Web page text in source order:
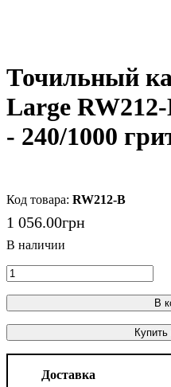
Точильный
Large RW212-
- 240/1000
RW212-B
1 056.00грн
В
Доставка